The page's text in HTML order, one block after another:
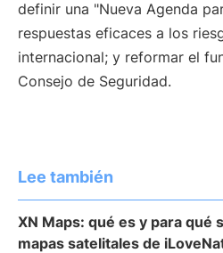
definir una "Nueva Agenda
respuestas eficaces a los
internacional; y reformar el
Consejo de Seguridad.
Lee también
XN Maps: qué es y para qué
mapas satelitales de